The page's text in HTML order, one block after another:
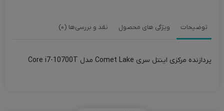
توضیحات ویژگی های محصول نقد و بررسی‌ها (0)
پردازنده مرکزی اینتل سری Comet Lake مدل Core i7-10700T